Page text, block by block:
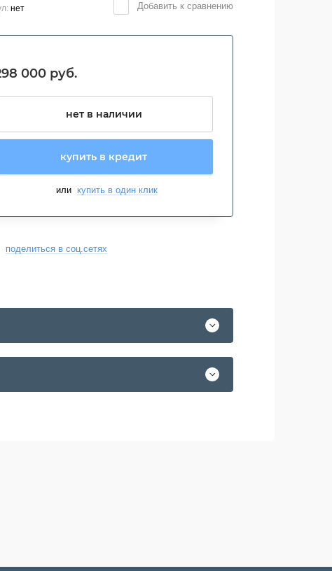
Добавить к сравнению
нет
000 руб.
нет в наличии
купить в кредит
или купить в один клик
поделиться в соц.сетях